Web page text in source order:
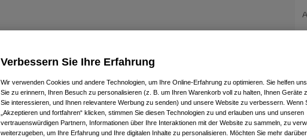
Verbessern Sie Ihre Erfahrung
Wir verwenden Cookies und andere Technologien, um Ihre Online-Erfahrung zu optimieren. Sie helfen
Sie zu erinnern, Ihren Besuch zu personalisieren (z. B. um Ihren Warenkorb voll zu halten, Ihnen Geräte
Sie interessieren, und Ihnen relevantere Werbung zu senden) und unsere Website zu verbessern. Wenn
„Akzeptieren und fortfahren“ klicken, stimmen Sie diesen Technologien zu und erlauben uns und unseren
vertrauenswürdigen Partnern, Informationen über Ihre Interaktionen mit der Website zu sammeln, zu
weiterzugeben, um Ihre Erfahrung und Ihre digitalen Inhalte zu personalisieren. Möchten Sie mehr